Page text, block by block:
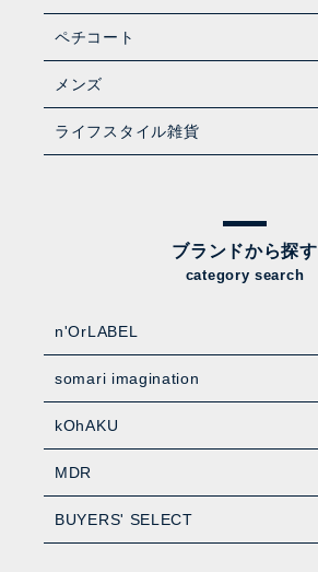
ペチコート
メンズ
ライフスタイル雑貨
ブランドから探す
category search
n'OrLABEL
somari imagination
kOhAKU
MDR
BUYERS' SELECT